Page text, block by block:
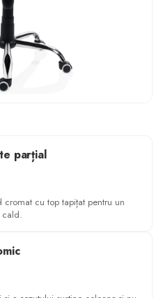
parțial
cromat cu top tapițat pentru un
cald.